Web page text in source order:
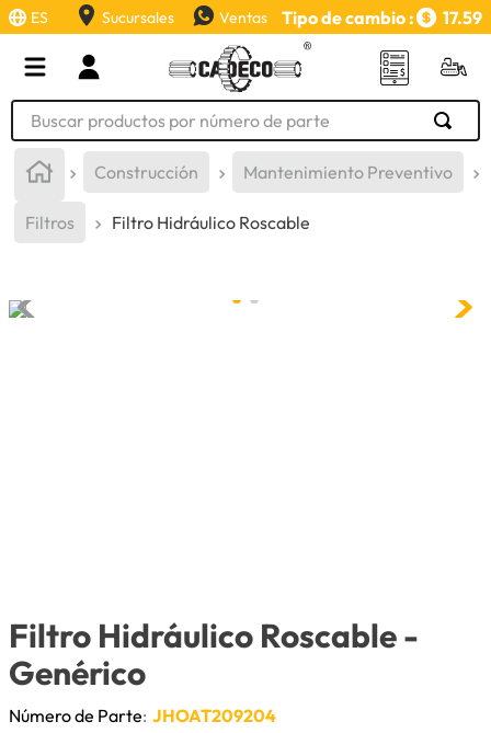
ES Sucursales Ventas Tipo de cambio : 17.59
Buscar productos por número de parte
Construcción Mantenimiento Preventivo
Filtros Filtro Hidráulico Roscable
Filtro Hidráulico Roscable-
Genérico
Número de Parte: JHOAT209204
TÉRMINOS MÁS BUSCADOS
.
aceite